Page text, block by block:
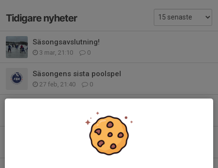
Tidigare nyheter
Säsongsavslutning!
3 mar, 21:10 0
Säsongens sista poolspel
27 feb, 21:40 0
2
Nytt poolspel i Vaggeryd!